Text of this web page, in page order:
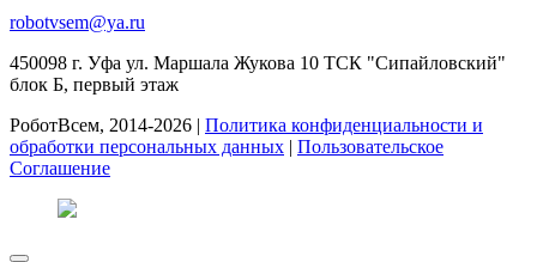
robotvsem@ya.ru
450098 г. Уфа ул. Маршала Жукова 10 ТСК "Сипайловский"
блок Б, первый этаж
РоботВсем, 2014-2026 | Политика конфиденциальности и
обработки персональных данных | Пользовательское
Соглашение